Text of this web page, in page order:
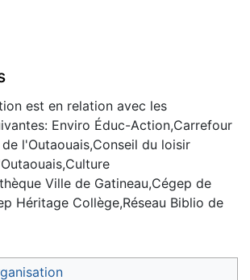
est en relation avec les
Enviro Éduc-Action,Carrefour
l'Outaouais,Conseil du loisir
Ville de Gatineau,Cégep de
Héritage Collège,Réseau Biblio de